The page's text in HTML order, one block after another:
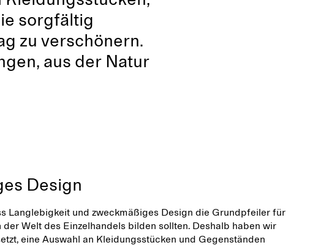
sorgfältig
zu verschönern.
aus der Natur
Design
Langlebigkeit und zweckmäßiges Design die Grundpfeiler für
der Welt des Einzelhandels bilden sollten. Deshalb haben wir
eine Auswahl an Kleidungsstücken und Gegenständen